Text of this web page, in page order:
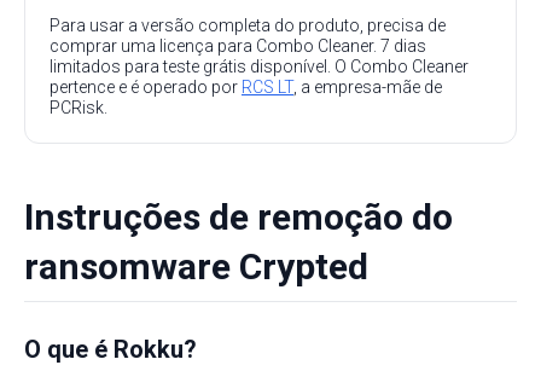
Para usar a versão completa do produto, precisa de
comprar uma licença para Combo Cleaner. 7 dias
limitados para teste grátis disponível. O Combo Cleaner
pertence e é operado por RCS LT, a empresa-mãe de
PCRisk.
Instruções de remoção do
ransomware Crypted
O que é Rokku?